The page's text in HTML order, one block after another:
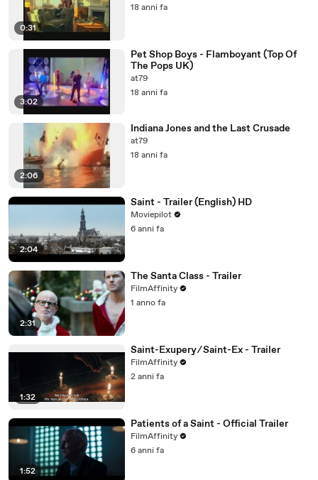
0:31
18 anni fa
3:02
Pet Shop Boys - Flamboyant (Top Of
The Pops UK)
at79
18 anni fa
2:06
Indiana Jones and the Last Crusade
at79
18 anni fa
2:04
Saint - Trailer (English) HD
Moviepilot
6 anni fa
2:31
The Santa Class - Trailer
FilmAffinity
1 anno fa
1:32
Saint-Exupery ⁄ Saint-Ex - Trailer
FilmAffinity
2 anni fa
1:52
Patients of a Saint - Official Trailer
FilmAffinity
6 anni fa